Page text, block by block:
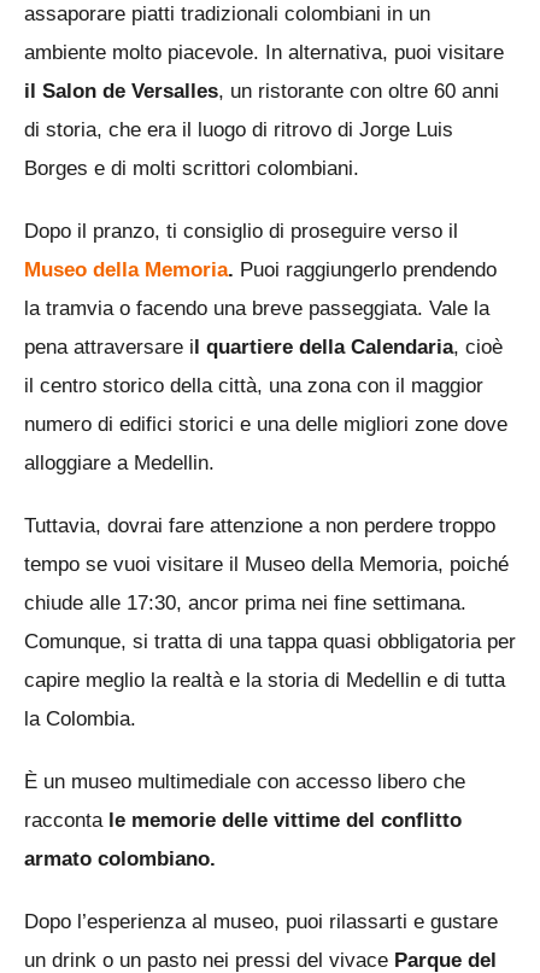
assaporare piatti tradizionali colombiani in un
ambiente molto piacevole. In alternativa, puoi visitare
il Salon de Versalles, un ristorante con oltre 60 anni
di storia, che era il luogo di ritrovo di Jorge Luis
Borges e di molti scrittori colombiani.
Dopo il pranzo, ti consiglio di proseguire verso il
Museo della Memoria. Puoi raggiungerlo prendendo
la tramvia o facendo una breve passeggiata. Vale la
pena attraversare il quartiere della Calendaria, cioè
il centro storico della città, una zona con il maggior
numero di edifici storici e una delle migliori zone dove
alloggiare a Medellin.
Tuttavia, dovrai fare attenzione a non perdere troppo
tempo se vuoi visitare il Museo della Memoria, poiché
chiude alle 17:30, ancor prima nei fine settimana.
Comunque, si tratta di una tappa quasi obbligatoria per
capire meglio la realtà e la storia di Medellin e di tutta
la Colombia.
È un museo multimediale con accesso libero che
racconta le memorie delle vittime del conflitto
armato colombiano.
Dopo l’esperienza al museo, puoi rilassarti e gustare
un drink o un pasto nei pressi del vivace Parque del